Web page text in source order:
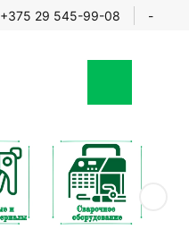
+375 29 545-99-08 -